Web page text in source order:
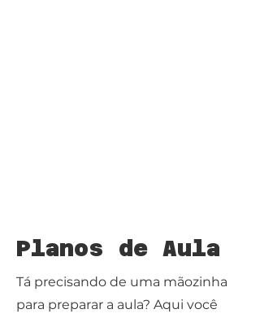
Planos de Aula
Tá precisando de uma mãozinha
para preparar a aula? Aqui você